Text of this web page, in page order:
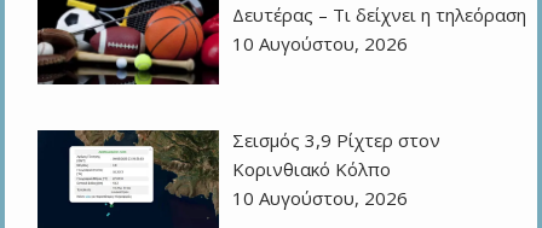
Δευτέρας – Τι δείχνει η τηλεόραση
10 Αυγούστου, 2026
Σεισμός 3,9 Ρίχτερ στον
Κορινθιακό Κόλπο
10 Αυγούστου, 2026